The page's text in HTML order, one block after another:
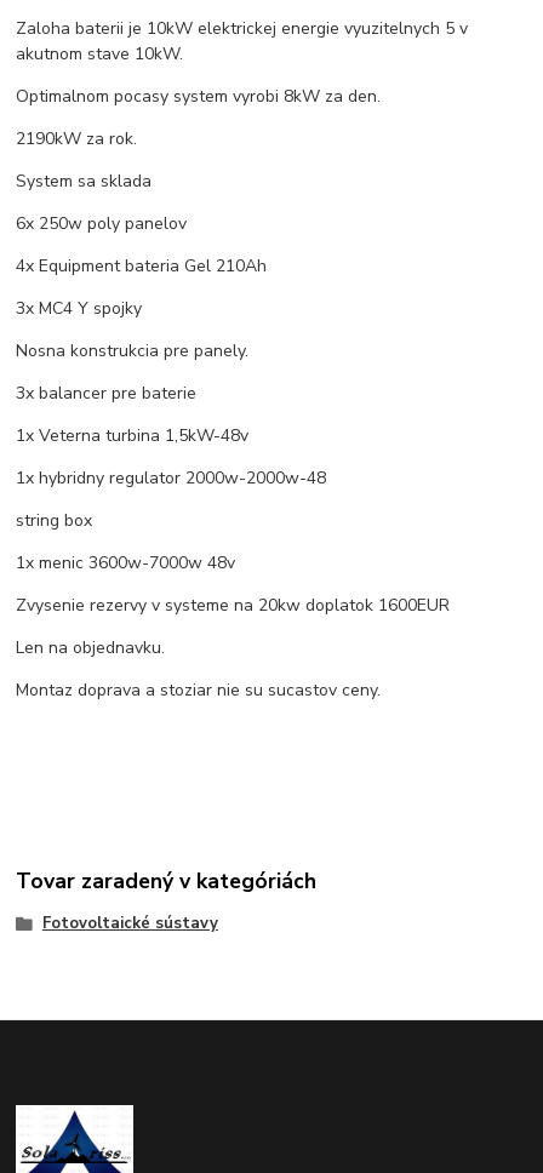
Zaloha baterii je 10kW elektrickej energie vyuzitelnych 5 v
akutnom stave 10kW.
Optimalnom pocasy system vyrobi 8kW za den.
2190kW za rok.
System sa sklada
6x 250w poly panelov
4x Equipment bateria Gel 210Ah
3x MC4 Y spojky
Nosna konstrukcia pre panely.
3x balancer pre baterie
1x Veterna turbina 1,5kW-48v
1x hybridny regulator 2000w-2000w-48
string box
1x menic 3600w-7000w 48v
Zvysenie rezervy v systeme na 20kw doplatok 1600EUR
Len na objednavku.
Montaz doprava a stoziar nie su sucastov ceny.
Tovar zaradený v kategóriách
Fotovoltaické sústavy